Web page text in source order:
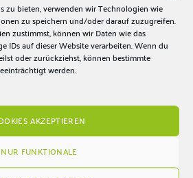
zu bieten, verwenden wir Technologien wie
zu speichern und/oder darauf zuzugreifen.
zustimmst, können wir Daten wie das
IDs auf dieser Website verarbeiten. Wenn du
oder zurückziehst, können bestimmte
werden.
AKZEPTIEREN
NUR FUNKTIONALE
WÄHLEN
Dieses
Produkt
weist
auf.
Die
Optionen
können
auf
hinzufügen